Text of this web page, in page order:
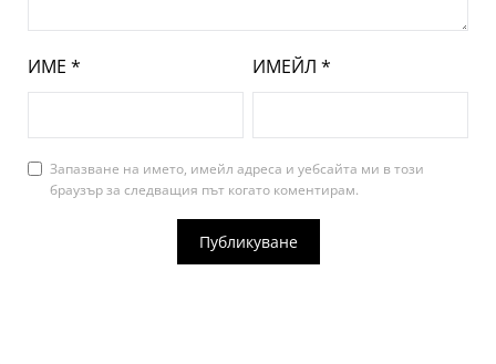
ИМЕ * ИМЕЙЛ *
Запазване на името, имейл адреса и уебсайта ми в този
браузър за следващия път когато коментирам.